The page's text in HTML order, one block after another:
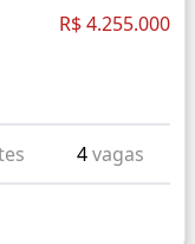
R$ 4.255.000
4vagas